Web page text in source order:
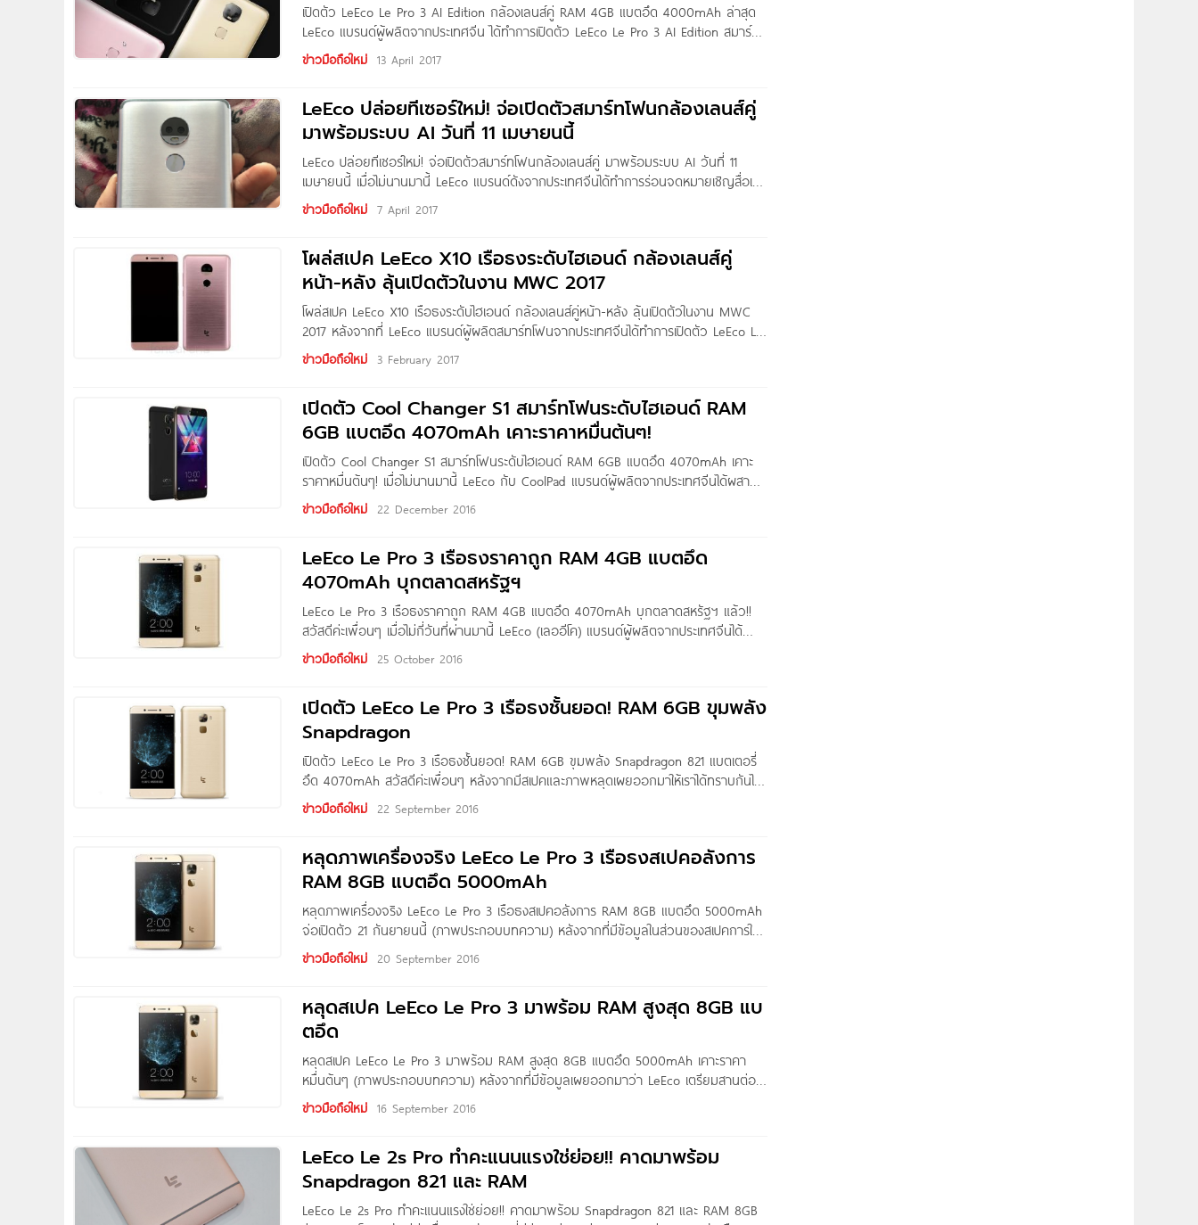
เปิดตัว LeEco Le Pro 3 AI Edition กล้องเลนส์คู่ RAM 4GB แบตอึด 4000mAh ล่าสุด
LeEco แบรนด์ผู้ผลิตจากประเทศจีน ได้ทำการเปิดตัว LeEco Le Pro 3 AI Edition สมาร์ท
โฟนระดับเรือธงรุ่นใหม่ของค่าย ชูจุดเด่นที่กล้องหลังเลนส์คู่ตามสมัยนิยมมาด้วยกันทั้งหมด
2 เวอร์ชั่น ได้แก่รุ่น Standard ที่มาพร้อม RAM
ข่าวมือถือใหม่ 13 April 2017
LeEco ปล่อยทีเซอร์ใหม่! จ่อเปิดตัวสมาร์ทโฟนกล้องเลนส์คู่
มาพร้อมระบบ AI วันที่ 11 เมษายนนี้
LeEco ปล่อยทีเซอร์ใหม่! จ่อเปิดตัวสมาร์ทโฟนกล้องเลนส์คู่ มาพร้อมระบบ AI วันที่ 11
เมษายนนี้ เมื่อไม่นานมานี้ LeEco แบรนด์ดังจากประเทศจีนได้ทำการร่อนจดหมายเชิญสื่อเข้า
ร่วมงานเปิดตัวสมาร์ทโฟนรุ่นใหม่ล่าสุด ที่จะมาพร้อมระบบปัญญาประดิษฐ์ หรือระบบ AI
(Artificial Intelligence) อย่างเต็มรูปแบบเป็นรุ่นแรกของค่ายในวันที่ 11 เมษายนนี้ ซึ่งคาดกัน
กล้องหลังเลนส์คู่ที่อาจเปิดตัวในวันดังกล่าว นอกจากนี้ยังพบว่ามีภาพตัวเครื่องโลหะสวย
พรีเมี่ยมหลุดออกมาให้เราได้ชมกันอีกด้วย
ข่าวมือถือใหม่ 7 April 2017
โผล่สเปค LeEco X10 เรือธงระดับไฮเอนด์ กล้องเลนส์คู่
หน้า-หลัง ลุ้นเปิดตัวในงาน MWC 2017
โผล่สเปค LeEco X10 เรือธงระดับไฮเอนด์ กล้องเลนส์คู่หน้า-หลัง ลุ้นเปิดตัวในงาน MWC
2017 หลังจากที่ LeEco แบรนด์ผู้ผลิตสมาร์ทโฟนจากประเทศจีนได้ทำการเปิดตัว LeEco Le
Pro 3 สมาร์ทโฟนเรือธงสเปคเทพไปเมื่อช่วงเดือนกันยายนปีก่อน ล่าสุดเริ่มมีเบาะแสใหม่ผุด
ขึ้นมาแล้วว่าในขณะนี้ LeEco กำลังลงมือพัฒนา LeEco X10 สมาร์ทโฟนระดับไฮเอนด์ ที่
เลนส์คู่ที่มีความละเอียดสูงมากกว่ากล้องหลัง เราไปชมสเปคเบื้องต้นที่เผยออกมากันเลยค่ะ
LeEco X10 –
ข่าวมือถือใหม่ 3 February 2017
เปิดตัว Cool Changer S1 สมาร์ทโฟนระดับไฮเอนด์ RAM
6GB แบตอึด 4070mAh เคาะราคาหมื่นต้นๆ!
เปิดตัว Cool Changer S1 สมาร์ทโฟนระดับไฮเอนด์ RAM 6GB แบตอึด 4070mAh เคาะ
ราคาหมื่นต้นๆ! เมื่อไม่นานมานี้ LeEco กับ CoolPad แบรนด์ผู้ผลิตจากประเทศจีนได้ผสาน
มือร่วมกันเปิดตัว Cool Changer S1 สมาร์ทโฟนระดับไฮเอนด์ที่จัดหนักมาด้วยขุมพลัง
Snapdragon 821 บนบอดี้โลหะ แบตเตอรี่ความจุ 4070mAh รองรับ Quick Charge 3.0
ข่าวมือถือใหม่ 22 December 2016
LeEco Le Pro 3 เรือธงราคาถูก RAM 4GB แบตอึด
4070mAh บุกตลาดสหรัฐฯ
LeEco Le Pro 3 เรือธงราคาถูก RAM 4GB แบตอึด 4070mAh บุกตลาดสหรัฐฯ แล้ว!!
สวัสดีค่ะเพื่อนๆ เมื่อไม่กี่วันที่ผ่านมานี้ LeEco (เลออีโค) แบรนด์ผู้ผลิตจากประเทศจีนได้
ประกาศเปิดตัว LeEco Le Pro 3 ตัวเครื่องบาง 7.53 มิลลิเมตร เรือธงราคาถูกในตลาด
สหรัฐฯ อย่างเป็นทางการ หลังเปิดตัวพร้อมกับวางจำหน่ายในประเทศต่างๆ ทั่วโลกเมื่อเดือน
ข่าวมือถือใหม่ 25 October 2016
เปิดตัว LeEco Le Pro 3 เรือธงชั้นยอด! RAM 6GB ขุมพลัง
Snapdragon
เปิดตัว LeEco Le Pro 3 เรือธงชั้นยอด! RAM 6GB ขุมพลัง Snapdragon 821 แบตเตอรี่
อึด 4070mAh สวัสดีค่ะเพื่อนๆ หลังจากมีสเปคและภาพหลุดเผยออกมาให้เราได้ทราบกันไป
ก่อนหน้านี้ไม่นาน ล่าสุด LeEco แบรนด์ผู้ผลิตจากประเทศจีนก็ได้เปิดตัว LeEco Le Pro 3
สมาร์ทโฟนเรือธงตัวล่าสุดออกมาเป็นที่เรียบร้อยแล้ว โดยมาพร้อมบอดี้โลหะสุดหรู สเปคการ
ค่ะ LeEco Le
ข่าวมือถือใหม่ 22 September 2016
หลุดภาพเครื่องจริง LeEco Le Pro 3 เรือธงสเปคอลังการ
RAM 8GB แบตอึด 5000mAh
หลุดภาพเครื่องจริง LeEco Le Pro 3 เรือธงสเปคอลังการ RAM 8GB แบตอึด 5000mAh
จ่อเปิดตัว 21 กันยายนนี้ (ภาพประกอบบทความ) หลังจากที่มีข้อมูลในส่วนของสเปคการใช้
งานบางส่วนเผยออกมาก่อนหน้านี้ไม่นาน สำหรับ LeEco Le Pro 3 เรือธงตัวล่าสุดที่จะมา
พร้อม RAM 8GB และมีแพลนจะเปิดตัวเร็วๆ นี้ ล่าสุดก็ได้มีภาพตัวเครื่องของจริงเผยออก
ข่าวมือถือใหม่ 20 September 2016
หลุดสเปค LeEco Le Pro 3 มาพร้อม RAM สูงสุด 8GB แบ
ตอึด
หลุดสเปค LeEco Le Pro 3 มาพร้อม RAM สูงสุด 8GB แบตอึด 5000mAh เคาะราคา
หมื่นต้นๆ (ภาพประกอบบทความ) หลังจากที่มีข้อมูลเผยออกมาว่า LeEco เตรียมสานต่อ
สมาร์ทโฟนระดับไฮเอนด์รุ่นใหม่ในชื่อว่า LeEco Le Pro 3 ที่ล่าสุดมีภาพเผยสเปคออกมาให้
เราได้ทราบกันแล้ว จากข้อมูลระบุว่ามีทั้งหมด 2 เวอร์ชั่น คือรุ่นธรรมดา RAM 6GB และรุ่น
ข่าวมือถือใหม่ 16 September 2016
LeEco Le 2s Pro ทำคะแนนแรงใช่ย่อย!! คาดมาพร้อม
Snapdragon 821 และ RAM
LeEco Le 2s Pro ทำคะแนนแรงใช่ย่อย!! คาดมาพร้อม Snapdragon 821 และ RAM 8GB